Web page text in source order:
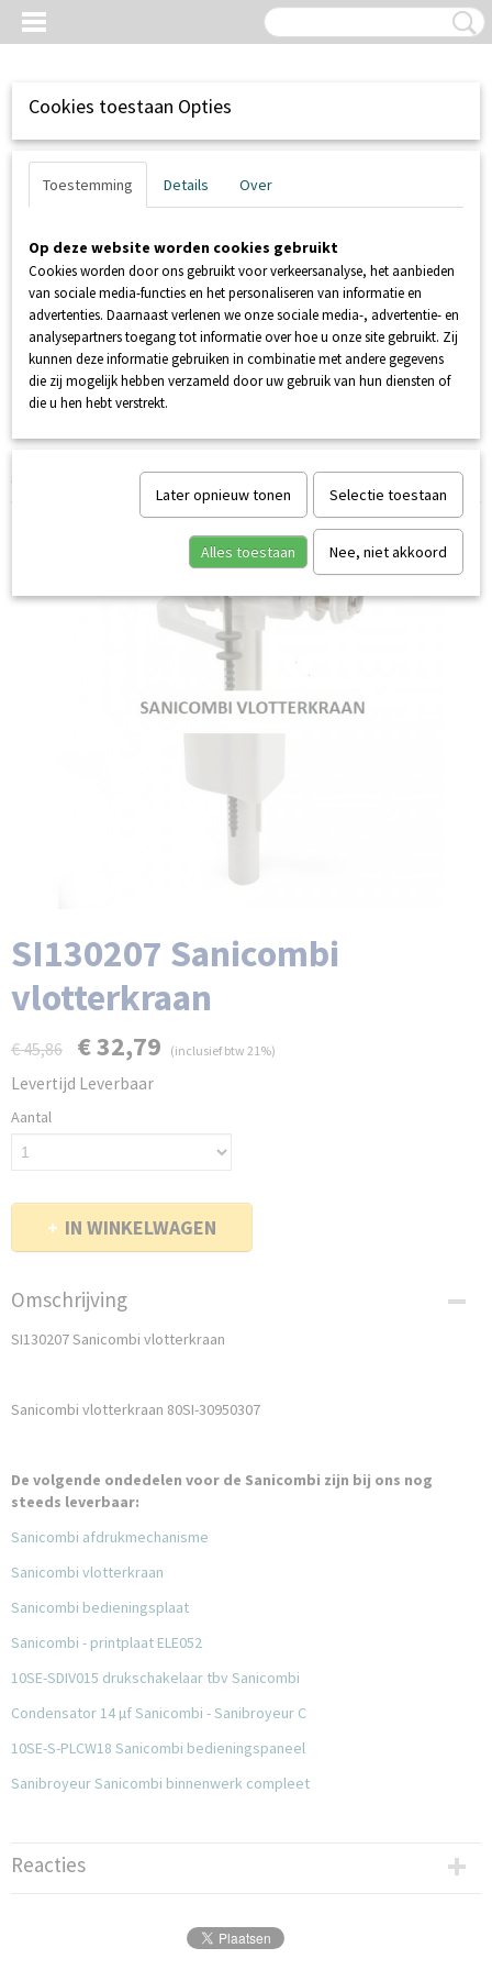
Inloggen Registreren
UW WINKELWAGEN
Sanicombi vlotterkraan
SI130207 Sanicombi
vlotterkraan
€ 45,86 € 32,79 (inclusief btw 21%)
Levertijd Leverbaar
Aantal
IN WINKELWAGEN
Omschrijving
SI130207 Sanicombi vlotterkraan
Sanicombi vlotterkraan 80SI-30950307
De volgende ondedelen voor de Sanicombi zijn bij ons nog
steeds leverbaar:
Sanicombi afdrukmechanisme
Sanicombi vlotterkraan
Sanicombi bedieningsplaat
Sanicombi - printplaat ELE052
10SE-SDIV015 drukschakelaar tbv Sanicombi
Condensator 14 µf Sanicombi - Sanibroyeur C
10SE-S-PLCW18 Sanicombi bedieningspaneel
Sanibroyeur Sanicombi binnenwerk compleet
Reacties
Cookies toestaan Opties
Toestemming Details Over
Op deze website worden cookies gebruikt
Cookies worden door ons gebruikt voor verkeersanalyse, het aanbieden
van sociale media-functies en het personaliseren van informatie en
advertenties. Daarnaast verlenen we onze sociale media-, advertentie- en
analysepartners toegang tot informatie over hoe u onze site gebruikt. Zij
kunnen deze informatie gebruiken in combinatie met andere gegevens
die zij mogelijk hebben verzameld door uw gebruik van hun diensten of
die u hen hebt verstrekt.
Later opnieuw tonen Selectie toestaan
Alles toestaan Nee, niet akkoord